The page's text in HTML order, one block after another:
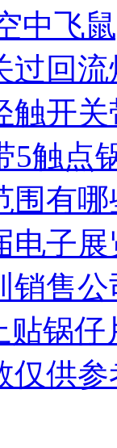
中飞
过回流
触开
5触点
围有哪
电子展
销售公
贴锅仔
仅供参